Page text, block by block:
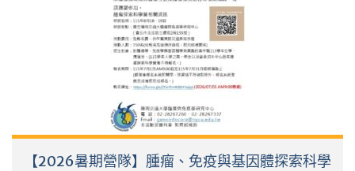
【2026暑期營隊】腫瘤、免疫與基因體探索科學